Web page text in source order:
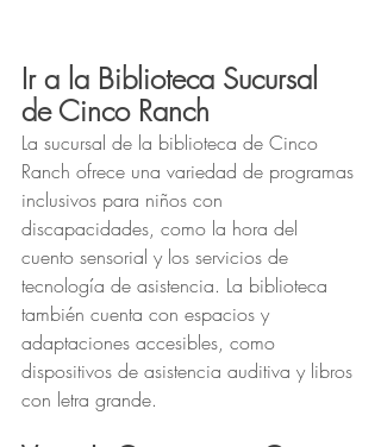
Ir a la Biblioteca Sucursal
de Cinco Ranch
La sucursal de la biblioteca de Cinco
Ranch ofrece una variedad de programas
inclusivos para niños con
discapacidades, como la hora del
cuento sensorial y los servicios de
tecnología de asistencia. La biblioteca
también cuenta con espacios y
adaptaciones accesibles, como
dispositivos de asistencia auditiva y libros
con letra grande.